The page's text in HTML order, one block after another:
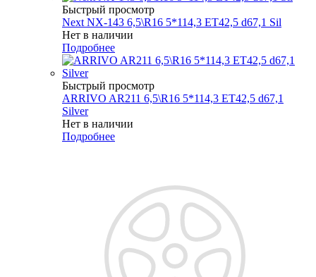
Быстрый просмотр
Next NX-143 6,5\R16 5*114,3 ET42,5 d67,1 Sil
Нет в наличии
Подробнее
Быстрый просмотр
ARRIVO AR211 6,5\R16 5*114,3 ET42,5 d67,1
Silver
Нет в наличии
Подробнее